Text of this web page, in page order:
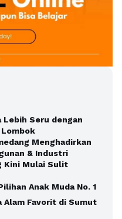
Lebih Seru dengan
Lombok
Menghadirkan
& Industri
Kini Mulai Sulit
Anak Muda No. 1
Alam Favorit di Sumut